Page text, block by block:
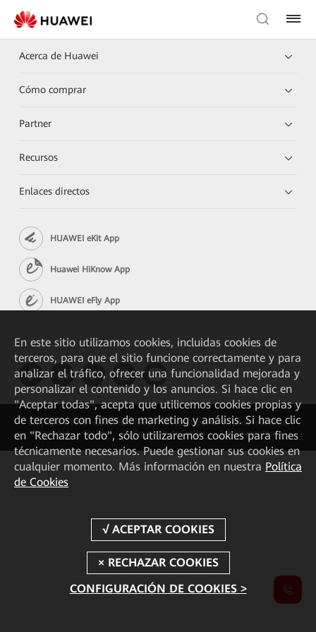
Acerca de Huawei
Cómo comprar
Partner
Recursos
Enlaces directos
HUAWEI eKit App
Huawei HiKnow App
HUAWEI eFly App
Copyright © 2026 Huawei Technologies Co., Ltd. Todos los derechos reservados.
Privacidad
Cookies Configuración de Cookies Condiciones de uso
En este sitio utilizamos cookies, incluidas cookies de
terceros, para que el sitio funcione correctamente y para
analizar el tráfico, ofrecer una funcionalidad mejorada y
personalizar el contenido y los anuncios. Si hace clic en
"Aceptar todas", acepta que utilicemos cookies propias y
de terceros con fines de marketing y análisis. Si hace clic
en "Rechazar todo", sólo utilizaremos cookies para fines
técnicamente necesarios. Puede gestionar sus cookies en
cualquier momento. Más información en nuestra Política
de Cookies
CONFIGURACIÓN DE COOKIES >